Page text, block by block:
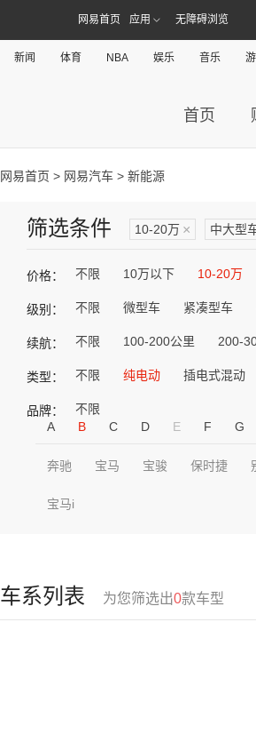
网易首页 应用 无障碍浏览
新闻 体育 NBA 娱乐 音乐
首页
网易首页 > 网易汽车 > 新能源
筛选条件 10-20万 × 中大型
价格： 不限 10万以下 10-20万
级别： 不限 微型车 紧凑型车
续航： 不限 100-200公里 200-
类型： 不限 纯电动 插电式混动
品牌：
不限
A
B C D E F G
奔驰 宝马 宝骏 保时捷
宝马i
车系列表 为您筛选出0款车型